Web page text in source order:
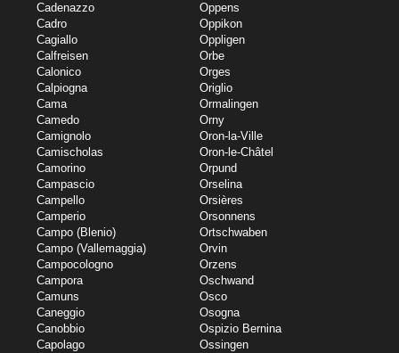
Cadenazzo
Cadro
Cagiallo
Calfreisen
Calonico
Calpiogna
Cama
Camedo
Camignolo
Camischolas
Camorino
Campascio
Campello
Camperio
Campo (Blenio)
Campo (Vallemaggia)
Campocologno
Campora
Camuns
Caneggio
Canobbio
Capolago
Oppens
Oppikon
Oppligen
Orbe
Orges
Origlio
Ormalingen
Orny
Oron-la-Ville
Oron-le-Châtel
Orpund
Orselina
Orsières
Orsonnens
Ortschwaben
Orvin
Orzens
Oschwand
Osco
Osogna
Ospizio Bernina
Ossingen